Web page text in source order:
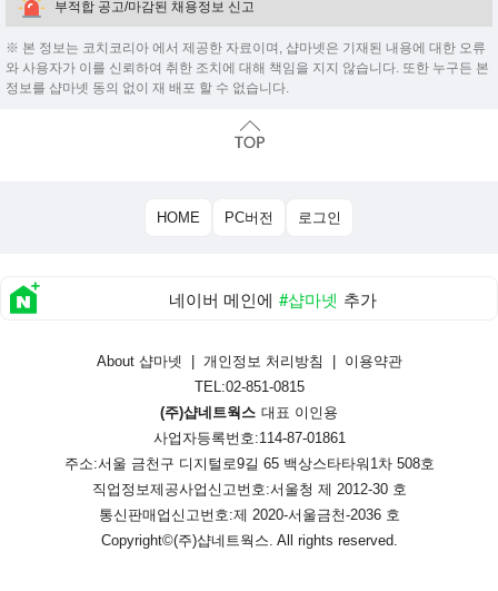
부적합 공고/마감된 채용정보 신고
※ 본 정보는 코치코리아 에서 제공한 자료이며, 샵마넷은 기재된 내용에 대한 오류
와 사용자가 이를 신뢰하여 취한 조치에 대해 책임을 지지 않습니다. 또한 누구든 본
정보를 샵마넷 동의 없이 재 배포 할 수 없습니다.
HOME PC버전 로그인
네이버 메인에 #샵마넷 추가
About 샵마넷 개인정보 처리방침
이용약관
TEL:02-851-0815
(주)샵네트웍스 대표 이인용
사업자등록번호:114-87-01861
주소:서울 금천구 디지털로9길 65 백상스타타워1차 508호
직업정보제공사업신고번호:서울청 제 2012-30 호
통신판매업신고번호:제 2020-서울금천-2036 호
Copyright©(주)샵네트웍스. All rights reserved.